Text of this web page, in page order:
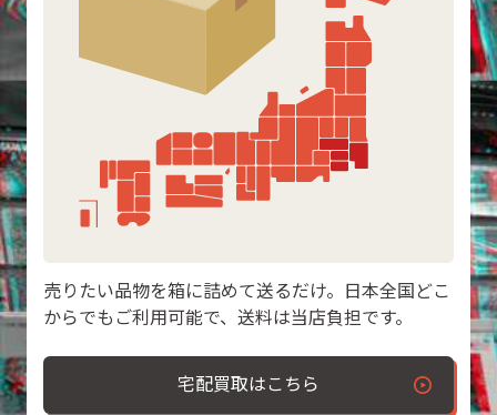
売りたい品物を箱に詰めて送るだけ。日本全国どこ
からでもご利用可能で、送料は当店負担です。
宅配買取はこちら